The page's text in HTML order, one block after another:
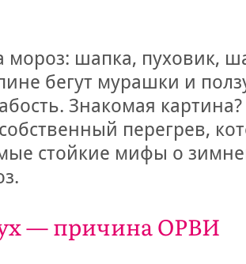
шапка, пуховик,
бегут мурашки и
Знакомая
перегрев,
стойкие мифы о
— причина ОРВИ